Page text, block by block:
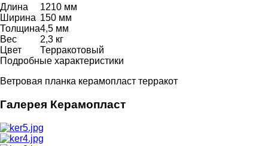
Длина
1210 мм
Ширина 150 мм
Толщина4,5 мм
Вес
2,3 кг
Цвет
Терракотовый
Подробные характеристики
Ветровая планка керамопласт терракот
Галерея Керамопласт